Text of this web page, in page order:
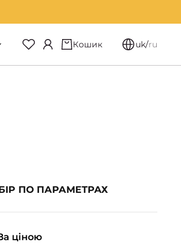
Кошик uk/ru
ПО ПАРАМЕТРАХ
ціною